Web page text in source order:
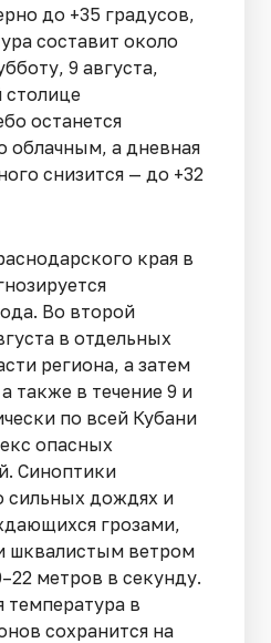
до +35 градусов,
составит около
9 августа,
столице
останется
облачным, а дневная
снизится — до +32
края в
Во второй
в отдельных
региона, а затем
также в течение 9 и
по всей Кубани
опасных
Синоптики
сильных дождях и
грозами,
шквалистым ветром
метров в секунду.
температура в
сохранится на